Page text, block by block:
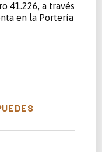
41.226, a través
en la Portería